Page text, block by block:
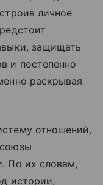
личное
защищать
и постепенно
раскрывая
отношений,
По их словам,
истории,